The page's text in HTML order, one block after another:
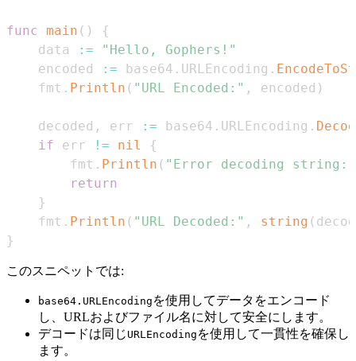
func main ( )
{
    data
:=
"Hello, Gophers!"
    encoded
:= base64 . URLEncoding .
    fmt
. Println ( "URL Encoded:" , encoded )
    decoded
, err := base64 . URLEncoding .
if err != nil
{
        fmt
. Println ( "Error decoding string:"
return
}
    fmt
. Println ( "URL Decoded:" , string (
}
このスニペットでは:
base64.URLEncoding を使用してデータをエンコード
し、URLおよびファイル名に対して安全にします。
デコードは同じ URLEncoding を使用して一貫性を確保し
ます。